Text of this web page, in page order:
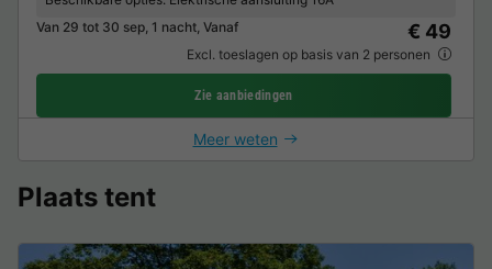
Van 29 tot 30 sep, 1 nacht, Vanaf
€ 49
Excl. toeslagen op basis van 2 personen
Zie aanbiedingen
Meer weten
Plaats tent